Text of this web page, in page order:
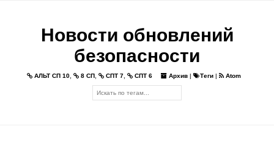
Новости обновлений
безопасности
АЛЬТ СП 10 8 СП СПТ 7 СПТ 6 Архив | Теги | Atom